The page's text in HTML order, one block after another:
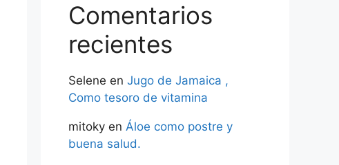
Comentarios
recientes
Selene en Jugo de Jamaica ,
Como tesoro de vitamina
mitoky en Áloe como postre y
buena salud.